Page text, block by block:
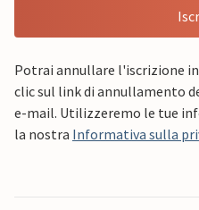
Potrai annullare l'iscrizione
clic sul link di annullamento
e-mail. Utilizzeremo le tue
la nostra Informativa sulla